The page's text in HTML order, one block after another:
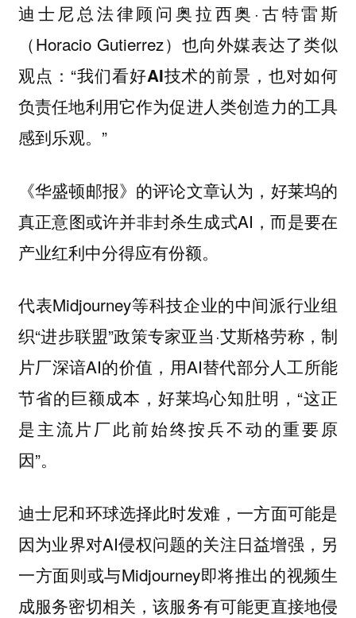
迪士尼总法律顾问奥拉西奥·古特雷斯
（Horacio Gutierrez）也向外媒表达了类似
观点：“我们看好AI技术的前景，也对如何
负责任地利用它作为促进人类创造力的工具
感到乐观。”
《华盛顿邮报》的评论文章认为，好莱坞的
真正意图或许并非封杀生成式AI，而是要在
产业红利中分得应有份额。
代表Midjourney等科技企业的中间派行业组
织“进步联盟”政策专家亚当·艾斯格劳称，制
片厂深谙AI的价值，用AI替代部分人工所能
节省的巨额成本，好莱坞心知肚明，“这正
是主流片厂此前始终按兵不动的重要原
因”。
迪士尼和环球选择此时发难，一方面可能是
因为业界对AI侵权问题的关注日益增强，另
一方面则或与Midjourney即将推出的视频生
成服务密切相关，该服务有可能更直接地侵